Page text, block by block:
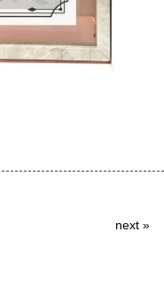
next »